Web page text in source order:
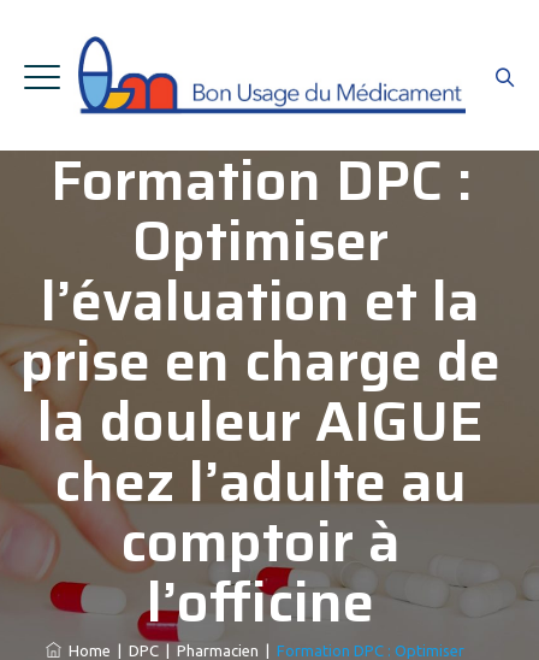
Formation DPC :
Optimiser
l’évaluation et la
prise en charge de
la douleur AIGUE
chez l’adulte au
comptoir à
l’officine
Home DPC| Pharmacien
Formation DPC : Optimiser